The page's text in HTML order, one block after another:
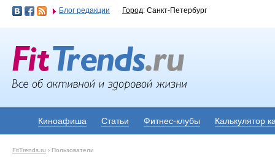
Блог редакции Город: Санкт-Петербург
Киноафиша Статьи Фитнес-клубы Калькулятор
FitTrends.ru › Пользователи